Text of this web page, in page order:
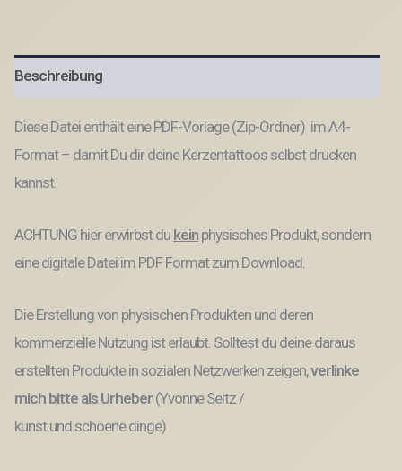
Osterhase
bunt
Kerzentattoos
zum
Kerzensticker
Ostergruß
Menge
Beschreibung
Diese Datei enthält eine PDF-Vorlage (Zip-Ordner) im A4-
Format – damit Du dir deine Kerzentattoos selbst drucken
kannst.
ACHTUNG hier erwirbst du kein physisches Produkt, sondern
eine digitale Datei im PDF Format zum Download.
Die Erstellung von physischen Produkten und deren
kommerzielle Nutzung ist erlaubt. Solltest du deine daraus
erstellten Produkte in sozialen Netzwerken zeigen,verlinke
mich bitte als Urheber (Yvonne Seitz /
kunst.und.schoene.dinge)